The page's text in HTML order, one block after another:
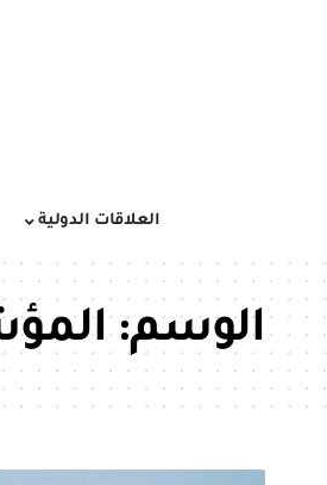
العلاقات الدولية
الوسم: